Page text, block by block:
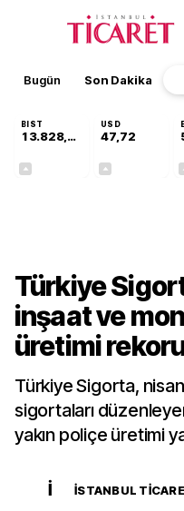
Bugün Son Dakika
BIST
13.828,96
USD
47,72
Türkiye
inşaat ve
üretimi rekoru
Türkiye Sigorta,
sigortaları
yakın poliçe üretimi
İ İSTANBUL